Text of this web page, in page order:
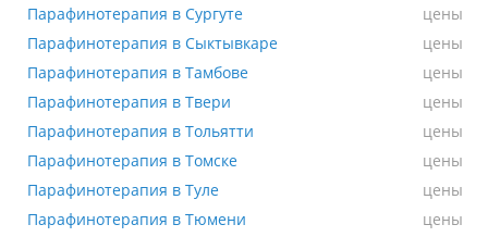
Парафинотерапия в Сургуте
Парафинотерапия в Сургуте цены
Парафинотерапия в Сыктывкаре
Парафинотерапия в Сыктывкаре цены
Парафинотерапия в Тамбове
Парафинотерапия в Тамбове цены
Парафинотерапия в Твери
Парафинотерапия в Твери цены
Парафинотерапия в Тольятти
Парафинотерапия в Тольятти цены
Парафинотерапия в Томске
Парафинотерапия в Томске цены
Парафинотерапия в Туле
Парафинотерапия в Туле цены
Парафинотерапия в Тюмени
Парафинотерапия в Тюмени цены